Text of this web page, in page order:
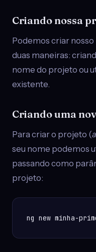
Criando nossa
Podemos criar
duas maneiras:
nome do projeto ou
existente.
Criando uma
Para criar o projeto (
seu nome podemos
passando como
projeto:
ng new minha-